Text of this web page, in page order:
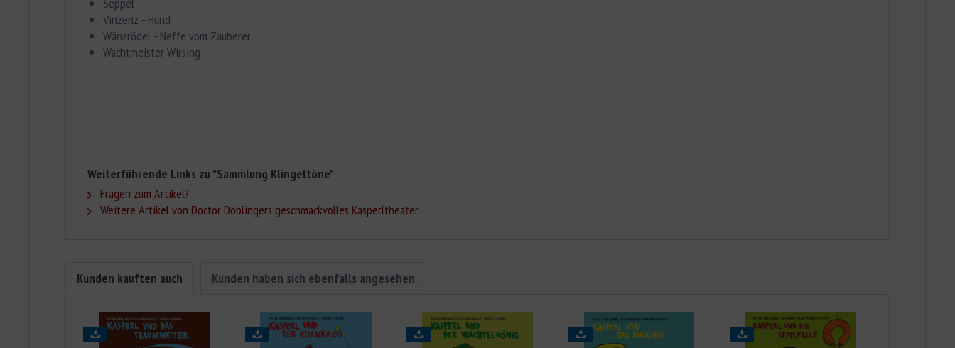
Vinzenz - Hund
Wänzrödel - Neffe vom Zauberer
Wachtmeister Wirsing
Weiterführende Links zu "Sammlung Klingeltöne"
Fragen zum Artikel?
Weitere Artikel von Doctor Döblingers geschmackvolles Kasperltheater
Kunden kauften auch Kunden haben sich ebenfalls angesehen